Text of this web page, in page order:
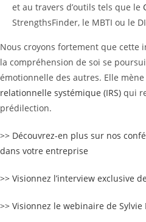
et au travers d’outils tels que le
StrengthsFinder, le MBTI ou le
Nous croyons fortement que cette
la compréhension de soi se
émotionnelle des autres. Elle
relationnelle systémique (IRS) qui
prédilection.
>> Découvrez-en plus sur nos
dans votre entreprise
>> Visionnez l’interview exclusive
>> Visionnez le webinaire de